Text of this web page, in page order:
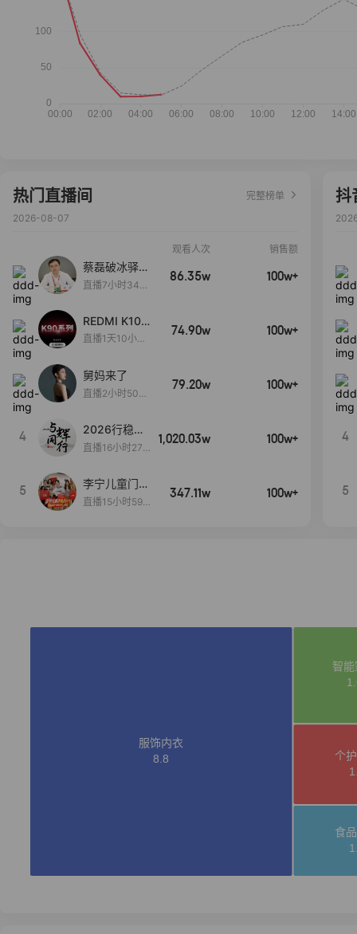
热门直播间
完整榜单
2026-08-07
观看人次 销售额
蔡磊破冰驿站
直播间好物分
直播7小时34分
86.35w 100w+
REDMI K100
Pro系列新品
启！
直播1天10小时
74.90w 100w+
舅妈来了
直播2小时50分
79.20w 100w+
4
2026行稳致
远
直播16小时27
1,020.03w 100w+
5
李宁儿童门店
爆款赤兔8pr
直播15小时59
347.11w 100w+
抖
4
5